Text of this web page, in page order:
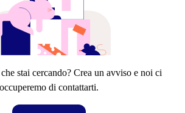
stai cercando? Crea un avviso e noi ci
occuperemo di contattarti.